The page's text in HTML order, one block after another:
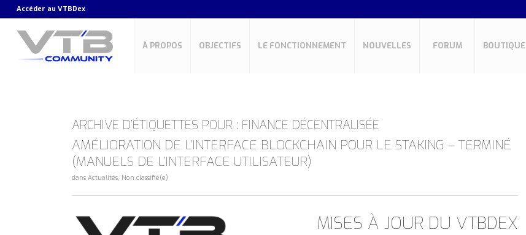
Accéder au VTBDex
À PROPOS OBJECTIFS LE FONCTIONNEMENT NOUVELLES FORUM BOUTIQUE
ARCHIVE D’ÉTIQUETTES POUR : FINANCE DÉCENTRALISÉE
AMÉLIORATION DE L’INTERFACE BLOCKCHAIN POUR LE STAKING – TERMINÉ
(MANUELS DE L’INTERFACE UTILISATEUR)
dansActualités, Non classifié(e)
MISES À JOUR DU VTBDEX